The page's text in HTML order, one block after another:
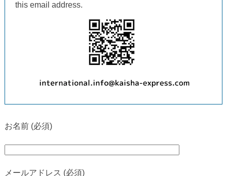
this email address.
お名前 (必須)
メールアドレス (必須)